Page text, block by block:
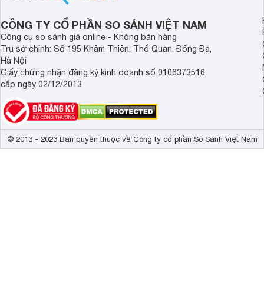
Dung tích lớn 70 lít – đáp ứng nhu cầu nấu nướng
Với dung tích 70 lít, lò nướng Malloca MOV-72 PYRO cho
cùng lúc hoặc nướng các thực phẩm kích thước lớn như
CÔNG TY CỔ PHẦN SO SÁNH VIỆT NAM
Công cụ so sánh giá online - Không bán hàng
Trụ sở chính: Số 195 Khâm Thiên, Thổ Quan, Đống Đa,
Hà Nội
Giấy chứng nhận đăng ký kinh doanh số 0106373516,
cấp ngày 02/12/2013
© 2013 - 2023 Bản quyền thuộc về Công ty cổ phần So Sánh Việt Nam